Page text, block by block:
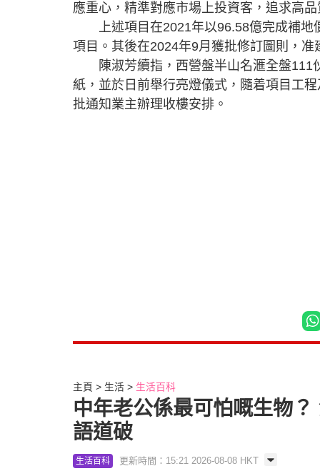
應重心，精準對應市場上投資客，追求高
上述項目在2021年以96.58億完成補地
項目。其後在2024年9月獲批修訂圖則，
陳淑芳續指，西營盤半山名滙全盤111
紙，並於日前舉行亮燈儀式，隨着項目工
批通知業主辦理收樓安排。
主頁 生活 生活百科
中年老公係最可怕嘅生物
語道破
生活百科 更新時間：15:21 2026-08-08 HKT